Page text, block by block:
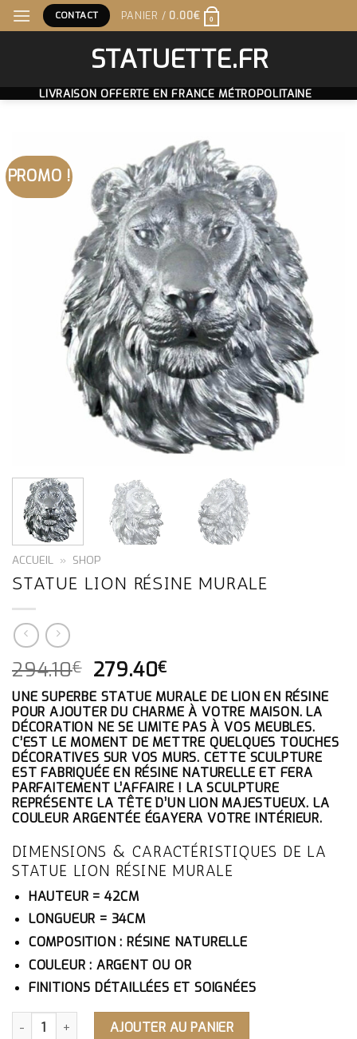
Skip
to
CONTACT PANIER / 0.00€ 0
STATUETTE.FR
LIVRAISON OFFERTE EN FRANCE MÉTROPOLITAINE
PROMO !
ACCUEIL » SHOP
STATUE LION RÉSINE MURALE
294.10€ LE
PRIX
INITIAL
ÉTAIT :
294.10€.
279.40€
PRIX
ACTUEL
EST :
279.40€.
UNE SUPERBE STATUE MURALE DE LION EN RÉSINE
POUR AJOUTER DU CHARME À VOTRE MAISON. LA
DÉCORATION NE SE LIMITE PAS À VOS MEUBLES.
C’EST LE MOMENT DE METTRE QUELQUES TOUCHES
DÉCORATIVES SUR VOS MURS. CETTE SCULPTURE
EST FABRIQUÉE EN RÉSINE NATURELLE ET FERA
PARFAITEMENT L’AFFAIRE ! LA SCULPTURE
REPRÉSENTE LA TÊTE D’UN LION MAJESTUEUX. LA
COULEUR ARGENTÉE ÉGAYERA VOTRE INTÉRIEUR.
DIMENSIONS & CARACTÉRISTIQUES DE LA
STATUE LION RÉSINE MURALE
HAUTEUR = 42CM
LONGUEUR = 34CM
COMPOSITION : RÉSINE NATURELLE
COULEUR : ARGENT OU OR
FINITIONS DÉTAILLÉES ET SOIGNÉES
QUANTITÉ DE STATUE LION RÉSINE MURALE
AJOUTER AU PANIER